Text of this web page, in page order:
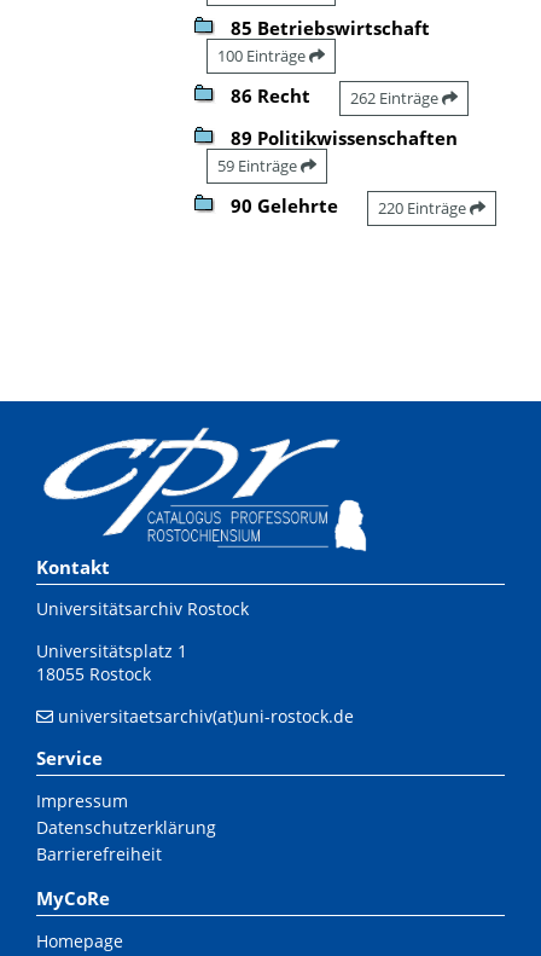
85 Betriebswirtschaft
100 Einträge
86 Recht 262 Einträge
89 Politikwissenschaften
59 Einträge
90 Gelehrte 220 Einträge
Kontakt
Universitätsarchiv Rostock
Universitätsplatz 1
18055 Rostock
universitaetsarchiv(at)uni-rostock.de
Service
Impressum
Datenschutzerklärung
Barrierefreiheit
MyCoRe
Homepage